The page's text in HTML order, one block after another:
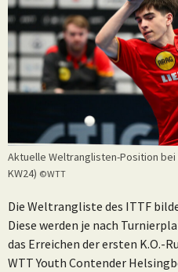
Aktuelle Weltranglisten-Position bei
KW24) ©WTT
Die Weltrangliste des ITTF
Diese werden je nach
das Erreichen der ersten K.O.-
WTT Youth Contender